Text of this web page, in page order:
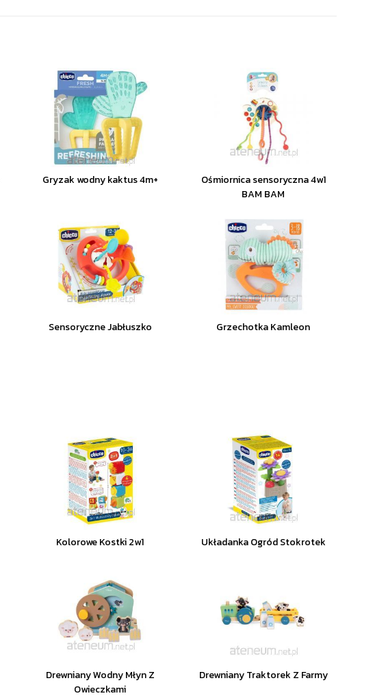
Gryzak wodny kaktus 4m+
Ośmiornica sensoryczna 4w1
BAM BAM
Sensoryczne Jabłuszko Grzechotka Kamleon
Kolorowe Kostki 2w1 Układanka Ogród Stokrotek
Drewniany Wodny Młyn Z
Owieczkami
Drewniany Traktorek Z Farmy